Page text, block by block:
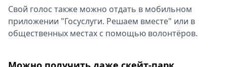
Свой голос также можно отдать в мобильном
приложении "Госуслуги. Решаем вместе" или в
общественных местах с помощью волонтёров.